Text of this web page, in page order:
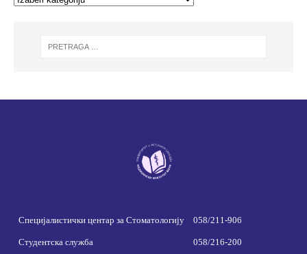
Специјалистички центар за Стоматологију 058/211-906
Студентска служба 058/216-200